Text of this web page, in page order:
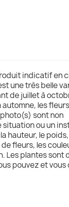
indicatif en
une très belle
de juillet à
les
sont non
ou un
hauteur, le
fleurs, les
Les plantes sont
pouvez et